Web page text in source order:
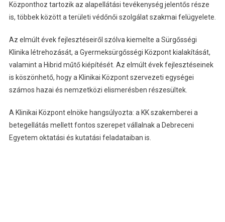
Központhoz tartozik az alapellátási tevékenység jelentős része
is, többek között a területi védőnői szolgálat szakmai felügyelete.
Az elmúlt évek fejlesztéseiről szólva kiemelte a Sürgősségi
Klinika létrehozását, a Gyermeksürgősségi Központ kialakítását,
valamint a Hibrid műtő kiépítését. Az elmúlt évek fejlesztéseinek
is köszönhető, hogy a Klinikai Központ szervezeti egységei
számos hazai és nemzetközi elismerésben részesültek.
A Klinikai Központ elnöke hangsúlyozta: a KK szakemberei a
betegellátás mellett fontos szerepet vállalnak a Debreceni
Egyetem oktatási és kutatási feladataiban is.